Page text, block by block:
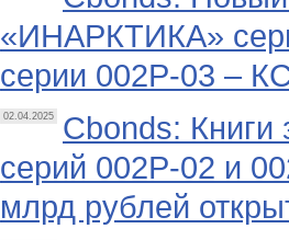
«ИНАРКТИКА»
серии 002Р-03 –
02.04.2025
Cbonds:
серий 002Р-02 и
млрд рублей